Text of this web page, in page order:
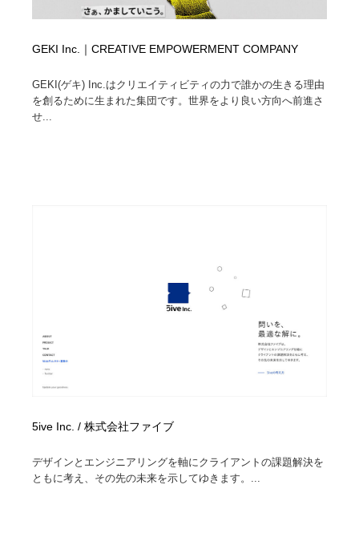
GEKI Inc.｜CREATIVE EMPOWERMENT COMPANY
GEKI(ゲキ) Inc.はクリエイティビティの力で誰かの生きる理由
を創るために生まれた集団です。世界をより良い方向へ前進さ
せ...
5ive Inc. / 株式会社ファイブ
デザインとエンジニアリングを軸にクライアントの課題解決を
ともに考え、その先の未来を示してゆきます。...